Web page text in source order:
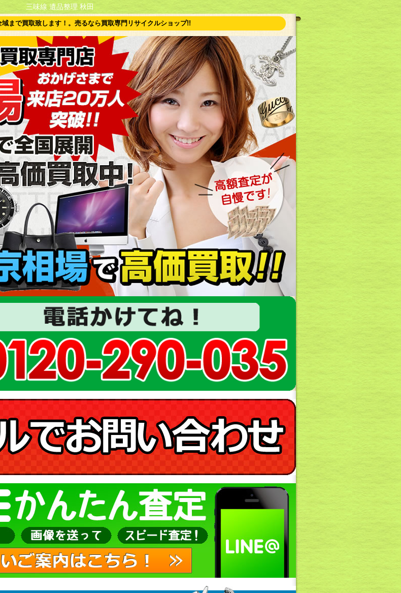
三味線 遺品整理 秋田